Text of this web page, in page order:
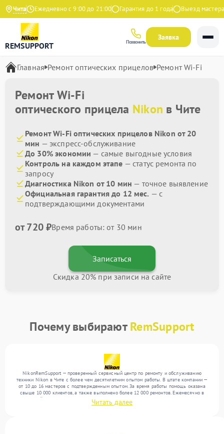
ЧитаЕжедневно с 9:00 до 21:00 Гарантия до 1 года Выезд мастера
REMSUPPORT Позвонить
Заявка
Главная Ремонт оптических прицелов Ремонт Wi-Fi
Ремонт Wi-Fi
оптического прицела Nikon в Чите
Ремонт Wi-Fi оптических прицелов Nikon от 20
мин — экспресс-обслуживание
До 30% экономии — самые выгодные условия
Контроль на каждом этапе — статус ремонта по
запросу
Диагностика Nikon от 10 мин — точное выявление
Официальная гарантия до 12 мес. — с
подтверждающими документами
от 720 ₽Время работы: от 30 мин
Записаться
Скидка 20% при записи на сайте
Почему выбираютRemSupport
NikonRemSupport — проверенный сервисный центр по ремонту и обслуживанию
техники Nikon в Чите с более чем десятилетним опытом работы. В штате компании —
от 10 до 16 мастеров с подтвержденным опытом. За время работы помощь оказана
свыше 10 000 клиентов, а также выполнено более 12 000 ремонтов. Ежемесячно в
сервисный центр поступает свыше 300 единиц техники, включая , , . Мы выполняем
ремонт различного уровня сложности и обеспечиваем надежный результат благодаря
Читать далее